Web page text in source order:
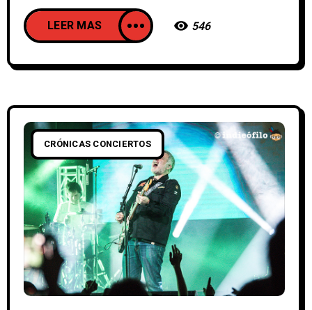
LEER MAS 546
CRÓNICAS CONCIERTOS